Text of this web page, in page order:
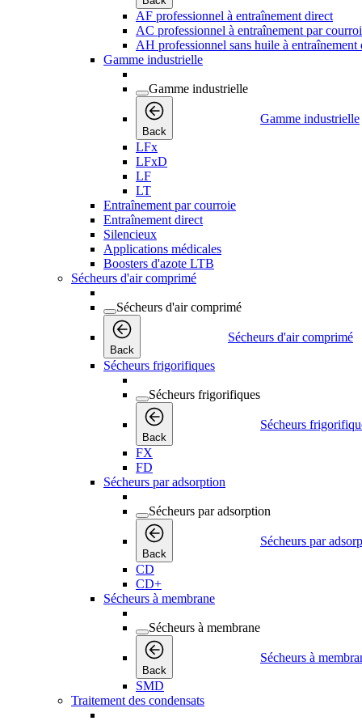
AF professionnel à entraînement direct
AC professionnel à entraînement par
AH professionnel sans huile à entraînement
Gamme industrielle
Gamme industrielle
Back
Gamme industrielle
LFx
LFxD
LF
LT
Entraînement par courroie
Entraînement direct
Silencieux
Applications médicales
Boosters d'azote LTB
Sécheurs d'air comprimé
Sécheurs d'air comprimé
Back
Sécheurs d'air comprimé
Sécheurs frigorifiques
Sécheurs frigorifiques
Back
Sécheurs
FX
FD
Sécheurs par adsorption
Sécheurs par adsorption
Back
Sécheurs par
CD
CD+
Sécheurs à membrane
Sécheurs à membrane
Back
Sécheurs à
SMD
Traitement des condensats